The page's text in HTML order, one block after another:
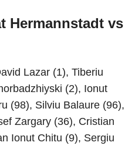
Hermannstadt vs
Lazar (1), Tiberiu
(2), Ionut
(98), Silviu Balaure (96),
Zargary (36), Cristian
Ionut Chitu (9), Sergiu